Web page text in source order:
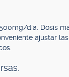
día. Dosis
ajustar